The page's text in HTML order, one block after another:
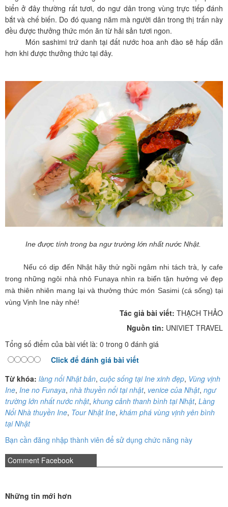
biển ở đây thường rất tươi, do ngư dân trong vùng trực tiếp đánh
bắt và chế biến. Do đó quang năm mà người dân trong thị trấn này
đều được thưởng thức món ăn từ hải sản tươi ngon.
Món sashimi trứ danh tại đất nước hoa anh đào sẽ hấp dẫn
hơn khi được thưởng thức tại đây.
Ine được tính trong ba ngư trường lớn nhất nước Nhật.
Nếu có dịp đến Nhật hãy thử ngồi ngâm nhi tách trà, ly cafe
trong những ngôi nhà nhỏ Funaya nhìn ra biển tận hưởng vẻ đẹp
mà thiên nhiên mang lại và thưởng thức món Sasimi (cá sống) tại
vùng Vịnh Ine này nhé!
Tác giả bài viết: THẠCH THẢO
Nguồn tin: UNIVIET TRAVEL
Tổng số điểm của bài viết là: 0 trong 0 đánh giá
Click để đánh giá bài viết
Từ khóa: làng nổi Nhật bản, cuộc sống tại Ine xinh đẹp, Vùng vịnh
Ine, Ine no Funaya, nhà thuyền nổi tại nhật, venice của Nhật, ngư
trường lớn nhất nước nhật, khung cảnh thanh bình tại Nhật, Làng
Nổi Nhà thuyền Ine, Tour Nhật Ine, khám phá vùng vịnh yên bình
tại Nhật
Bạn cần đăng nhập thành viên để sử dụng chức năng này
Comment Facebook
Những tin mới hơn